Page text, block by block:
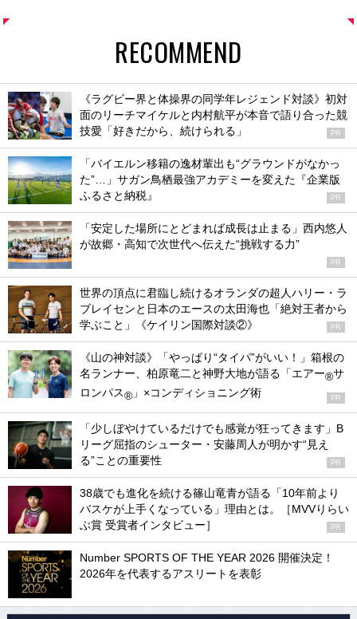
RECOMMEND
《ラグビー界と体操界の同学年レジェンド対談》初対
面のリーチマイケルと内村航平が本音で語り合った競
技愛「好きだから、続けられる」
PR
「バイエルン移籍の逸材輩出も“グラウンドがなかっ
た”…」サガン鳥栖最強アカデミーを変えた『企業版
ふるさと納税』
PR
「安定した場所にとどまれば成長は止まる」西内悠人
が故郷・高知で次世代へ伝えた“挑戦する力”
PR
世界の頂点に君臨し続けるオランダの超人ハリー・ラ
ブレイセンと日本のエースの太田海也「絶対王者から
学ぶこと」《ケイリン国際対談②》
PR
《山の神対談》「やっぱり“タイパ”がいい！」箱根の
名ランナー、柏原竜二と神野大地が語る「エアー®サ
ロンパス® 」×コンディショニング術 PR
「少しぼやけているだけでも感覚が狂ってきます」B
リーグ屈指のシューター・安藤周人が明かす“見え
る”ことの重要性
PR
38歳でも進化を続ける篠山竜青が語る「10年前より
バスケが上手くなっている」理由とは。［MVVりらい
ぶ賞 受賞者インタビュー］
PR
Number SPORTS OF THE YEAR 2026 開催決定！
2026年を代表するアスリートを表彰